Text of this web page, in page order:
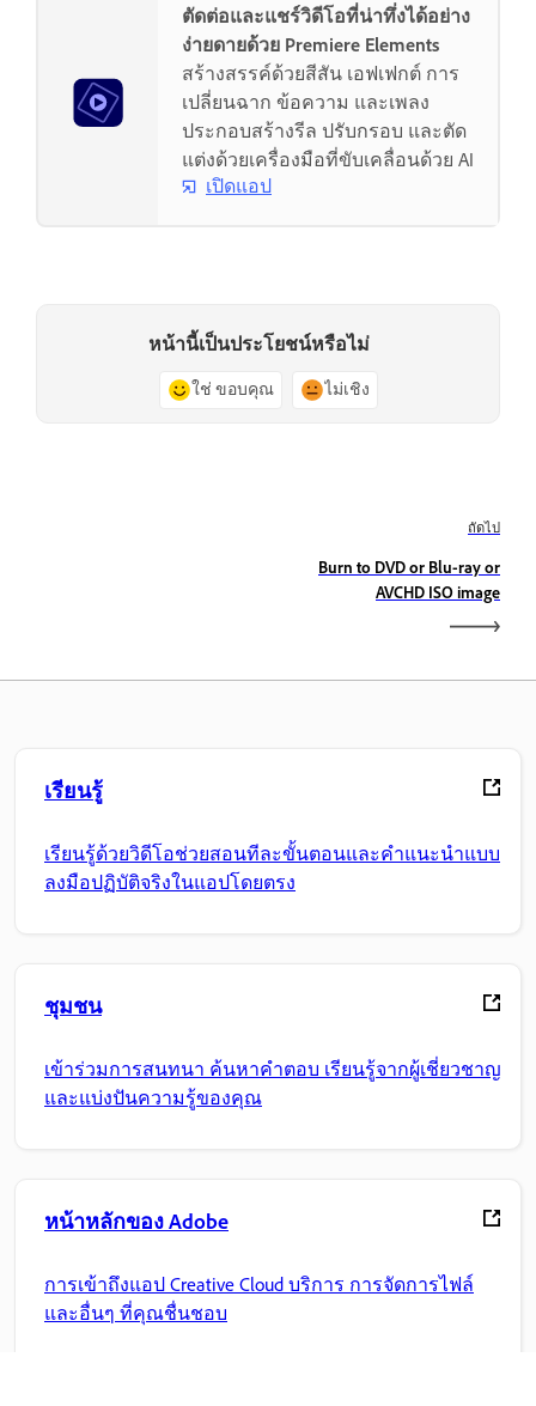
ตัดต่อและแชร์วิดีโอที่น่าทึ่งได้อย่าง
ง่ายดายด้วย Premiere Elements
สร้างสรรค์ด้วยสีสัน เอฟเฟกต์ การ
เปลี่ยนฉาก ข้อความ และเพลง
ประกอบสร้างรีล ปรับกรอบ และตัด
แต่งด้วยเครื่องมือที่ขับเคลื่อนด้วย AI
เปิดแอป
หน้านี้เป็นประโยชน์หรือไม่
ใช่ ขอบคุณ ไม่เชิง
ถัดไป
Burn to DVD or Blu-ray or
AVCHD ISO image
เรียนรู้
เรียนรู้ด้วยวิดีโอช่วยสอนทีละขั้นตอนและคำแนะนำแบบ
ลงมือปฏิบัติจริงในแอปโดยตรง
ชุมชน
เข้าร่วมการสนทนา ค้นหาคำตอบ เรียนรู้จากผู้เชี่ยวชาญ
และแบ่งปันความรู้ของคุณ
หน้าหลักของ Adobe
การเข้าถึงแอป Creative Cloud บริการ การจัดการไฟล์
และอื่นๆ ที่คุณชื่นชอบ